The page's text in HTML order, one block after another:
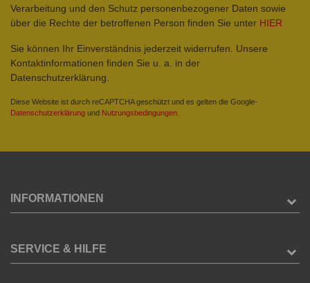
Verarbeitung und den Schutz personenbezogener Daten sowie
über die Rechte der betroffenen Person finden Sie unter HIER
Sie können Ihr Einverständnis jederzeit widerrufen. Unsere
Kontaktinformationen finden Sie u. a. in der
Datenschutzerklärung.
Diese Website ist durch reCAPTCHA geschützt und es gelten die Google-
Datenschutzerklärung und Nutzungsbedingungen
INFORMATIONEN
SERVICE & HILFE